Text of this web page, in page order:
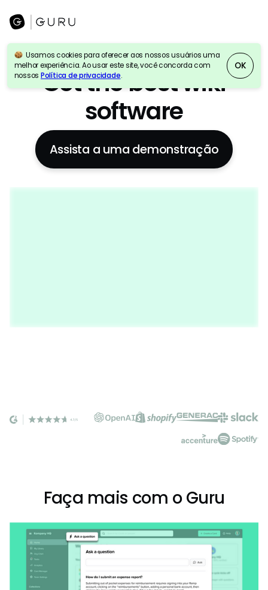
Usamos cookies para oferecer aos nossos usuários uma
melhor experiência. Ao usar este site, você concorda com
nossos Política de privacidade.
OK
Pesquisa empresarial de IA + Wiki + Intranet
Get the best wiki
software
Assista a uma demonstração
Faça mais com o Guru